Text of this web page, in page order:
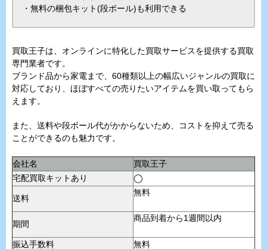
・無料の梱包キット(段ボール)も利用できる
買取王子は、オンラインに特化した買取サービスを提供する買取
専門業者です。
ブランド品から家電まで、60種類以上の幅広いジャンルの買取に
対応しており、ほぼすべての売りたいアイテムを買い取ってもら
えます。
また、送料や段ボール代がかからないため、コストを抑えて売る
ことができるのも魅力です。
会社名
買取王子
宅配買取キットあり
◯
送料
無料
期間
商品到着から1週間以内
振込手数料
無料